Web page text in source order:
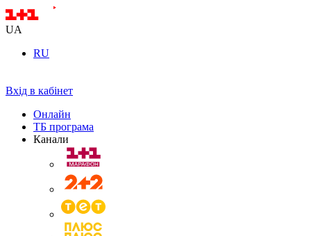
UA
RU
Вхід в кабінет
Онлайн
ТБ програма
Канали